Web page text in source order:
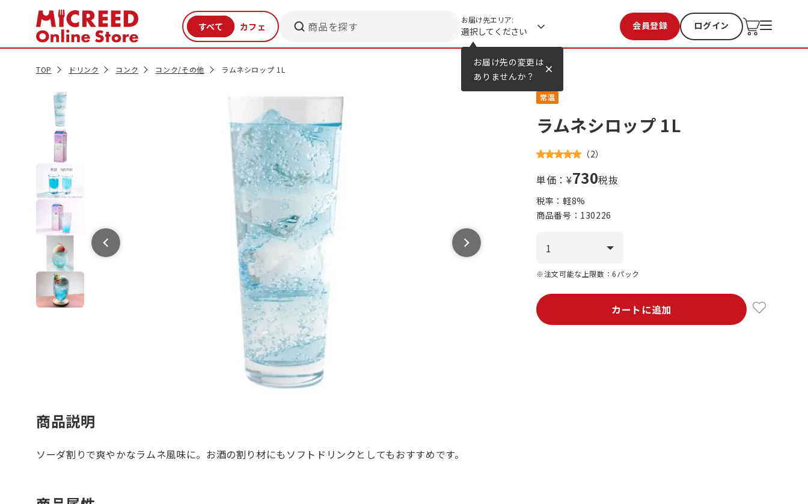
お届け先の変更は
ありませんか？
商品を探す お届け先エリア:
選択してください 会員登録 ログイン
お気に入り 過去購入
TOP ドリンク コンク コンク/その他 ラムネシロップ 1L
常温
ラムネシロップ 1L
（2）
単価：¥730税抜
税率：軽8%
商品番号： 130226
※注文可能な上限数：6パック
カートに追加
商品説明
ソーダ割りで爽やかなラムネ風味に。お酒の割り材にもソフトドリンクとしてもおすすめです。